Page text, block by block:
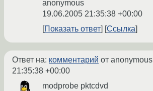
anonymous
19.06.2005 21:35:38 +00:00
Показать ответ
Ссылка
Ответ на: комментарий от anonymous
21:35:38 +00:00
modprobe pktcdvd